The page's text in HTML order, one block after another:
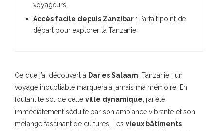
voyageurs.
Accès facile depuis Zanzibar : Parfait point de
départ pour explorer la Tanzanie.
Ce que j’ai découvert à Dar es Salaam , Tanzanie : un
voyage inoubliable marquera à jamais ma mémoire. En
foulant le sol de cette ville dynamique , j’ai été
immédiatement séduite par son ambiance vibrante et son
mélange fascinant de cultures. Les vieux bâtiments